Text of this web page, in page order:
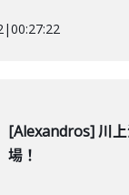
|00:27:22
[Alexandros] 川
場！